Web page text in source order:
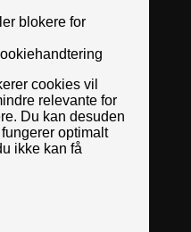
blokere for
cookies vil
relevante for
Du kan desuden
optimalt
ikke kan få